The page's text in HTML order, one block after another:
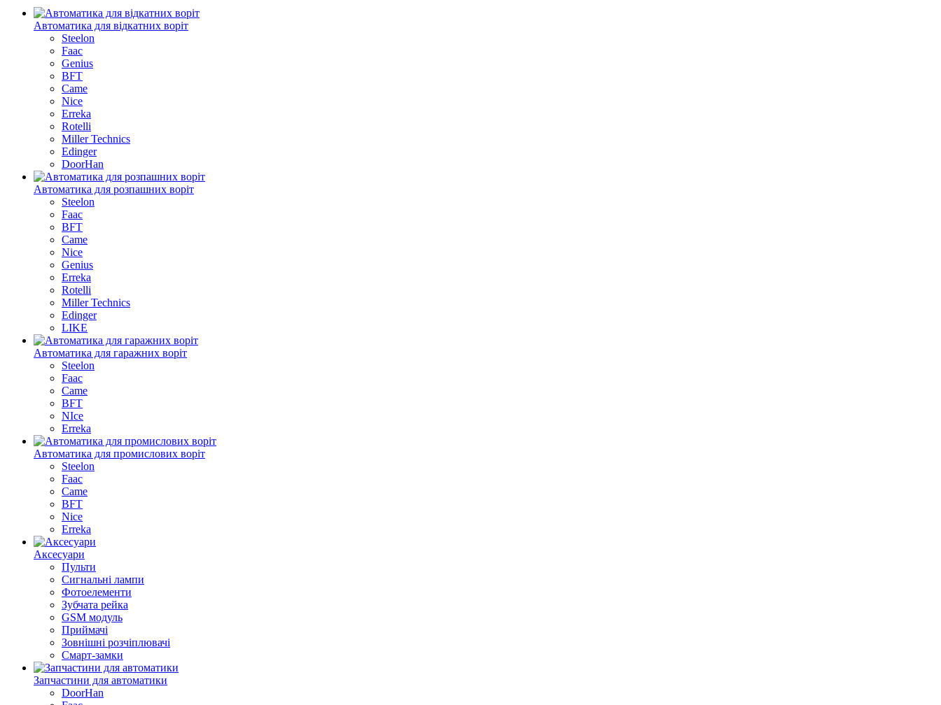
Автоматика для відкатних воріт
Steelon
Faac
Genius
BFT
Came
Nice
Erreka
Rotelli
Miller Technics
Edinger
DoorHan
Автоматика для розпашних воріт
Steelon
Faac
BFT
Came
Nice
Genius
Erreka
Rotelli
Miller Technics
Edinger
LIKE
Автоматика для гаражних воріт
Steelon
Faac
Came
BFT
NIce
Erreka
Автоматика для промислових воріт
Steelon
Faac
Came
BFT
Nice
Erreka
Аксесуари
Пульти
Сигнальні лампи
Фотоелементи
Зубчата рейка
GSM модуль
Приймачі
Зовнішні розчіплювачі
Смарт-замки
Запчастини для автоматики
DoorHan